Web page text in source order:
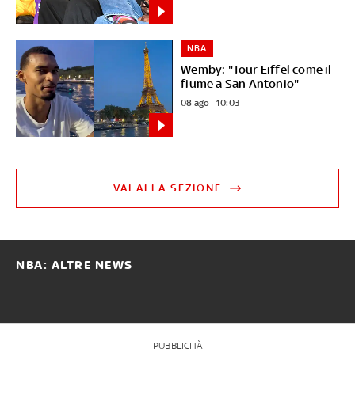
Wemby: "Tour Eiffel come il
fiume a San Antonio"
NBA
08 ago - 10:03
VAI ALLA SEZIONE
NBA: ALTRE NEWS
PUBBLICITÀ